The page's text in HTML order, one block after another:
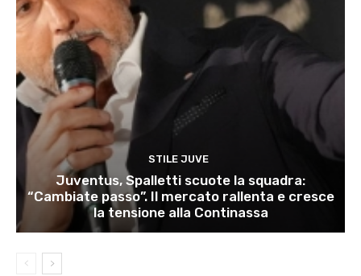
STILE JUVE
Juventus, Spalletti scuote la squadra:
“Cambiate passo”. Il mercato rallenta e cresce
la tensione alla Continassa